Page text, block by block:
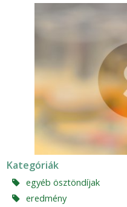
Kategóriák
egyéb ösztöndíjak
eredmény